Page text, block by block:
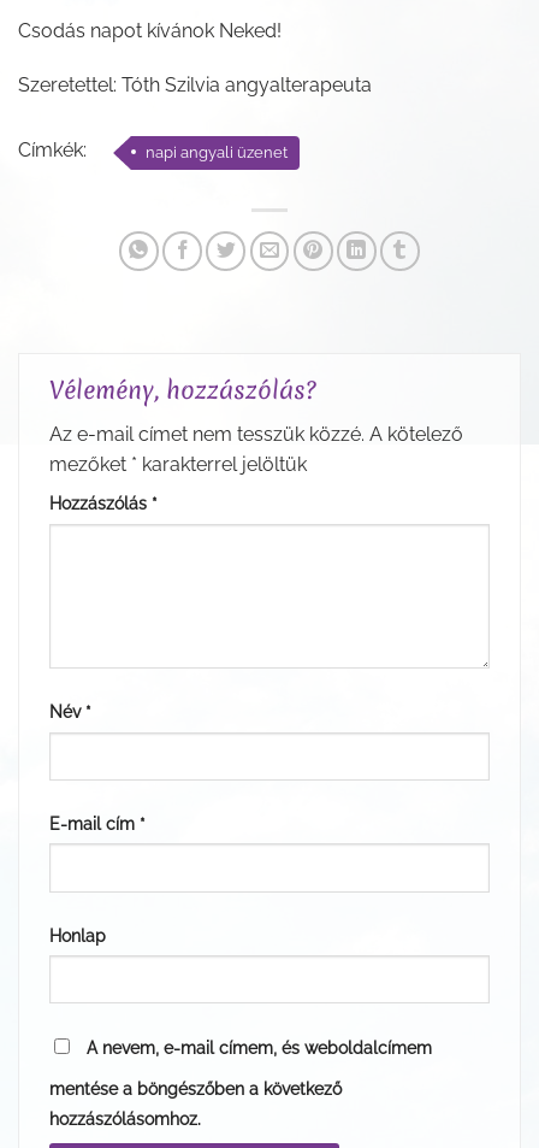
Csodás napot kívánok Neked!
Szeretettel: Tóth Szilvia angyalterapeuta
Címkék: napi angyali üzenet
Vélemény, hozzászólás?
Az e-mail címet nem tesszük közzé. A kötelező
mezőket * karakterrel jelöltük
Hozzászólás *
Név *
E-mail cím *
Honlap
A nevem, e-mail címem, és weboldalcímem
mentése a böngészőben a következő
hozzászólásomhoz.